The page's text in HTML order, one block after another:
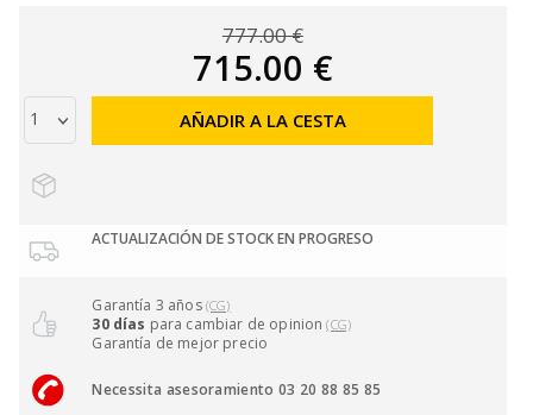
777.00 €
715.00 €
AÑADIR A LA CESTA
ACTUALIZACIÓN DE STOCK EN PROGRESO
Garantía 3 años (CG)
30 días para cambiar de opinion(CG)
Garantía de mejor precio
Necessita asesoramiento 03 20 88 85 85